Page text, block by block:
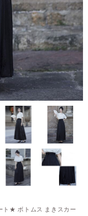
ト★ ボトムス まきスカー